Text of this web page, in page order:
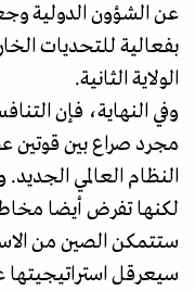
عن الشؤون الدولية
بفعالية للتحديات
الولاية الثانية.
وفي النهاية، فإن
مجرد صراع بين قوتين
النظام العالمي
لكنها تفرض أيضا
ستتمكن الصين من
سيعرقل استراتيجيتها